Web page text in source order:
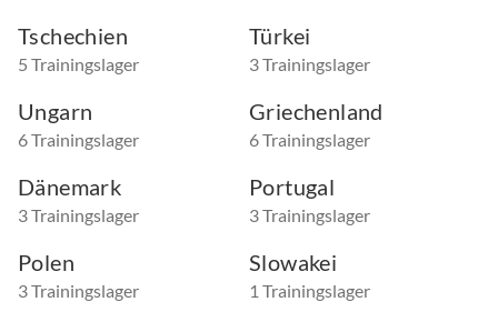
Tschechien
5 Trainingslager
Türkei
3 Trainingslager
Ungarn
6 Trainingslager
Griechenland
6 Trainingslager
Dänemark
3 Trainingslager
Portugal
3 Trainingslager
Polen
3 Trainingslager
Slowakei
1 Trainingslager